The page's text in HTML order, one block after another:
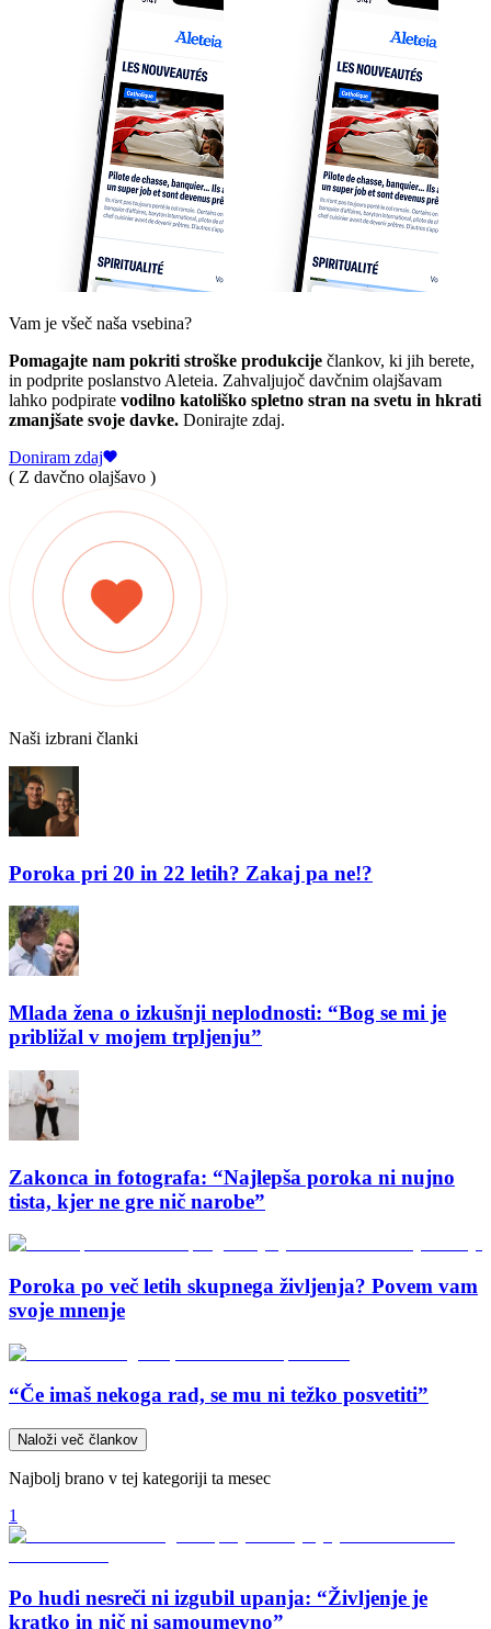
Vam je všeč naša vsebina?
Pomagajte nam pokriti stroške produkcije člankov, ki jih berete,
in podprite poslanstvo Aleteia. Zahvaljujoč davčnim olajšavam
lahko podpirate vodilno katoliško spletno stran na svetu in hkrati
zmanjšate svoje davke. Donirajte zdaj.
Doniram zdaj
( Z davčno olajšavo )
Naši izbrani članki
Poroka pri 20 in 22 letih? Zakaj pa ne!?
Mlada žena o izkušnji neplodnosti: “Bog se mi je
približal v mojem trpljenju”
Zakonca in fotografa: “Najlepša poroka ni nujno
tista, kjer ne gre nič narobe”
Poroka po več letih skupnega življenja? Povem vam
svoje mnenje
“Če imaš nekoga rad, se mu ni težko posvetiti”
Naloži več člankov
Najbolj brano v tej kategoriji ta mesec
1
Po hudi nesreči ni izgubil upanja: “Življenje je
kratko in nič ni samoumevno”